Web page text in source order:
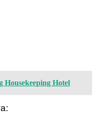
Housekeeping Hotel